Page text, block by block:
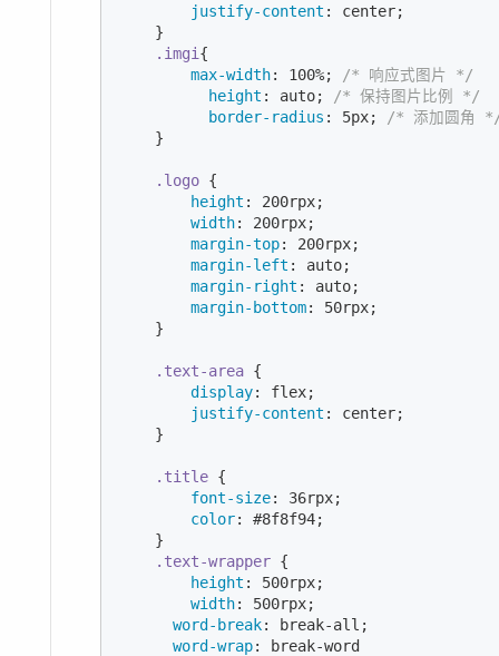
justify-content : center;
    }
.imgi {
max-width: 100%;
/* 响应式图片 */
height : auto;
/* 保持图片比例 */
border-radius : 5px;
/* 添加圆角
    }
.logo {
height : 200rpx;
width: 200rpx;
margin-top: 200rpx;
margin-left : auto;
margin-right : auto;
margin-bottom: 50rpx;
    }
.text-area {
display: flex;
justify-content : center;
    }
.title {
font-size: 36rpx;
color: #8f8f94;
    }
.text-wrapper {
height : 500rpx;
width: 500rpx;
word-break: break-all;
word-wrap: break-word